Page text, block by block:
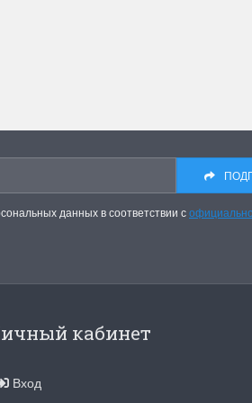
Анастасия
Цыплята
данных в соответствии с
кабинет
Вход